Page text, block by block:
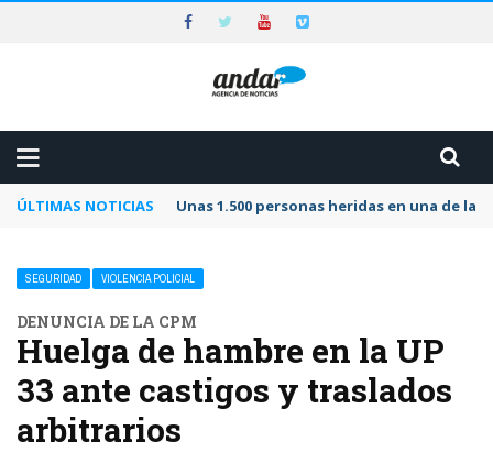
ÚLTIMAS NOTICIAS Unas 1.500 personas heridas en una de
SEGURIDAD VIOLENCIA POLICIAL
DENUNCIA DE LA CPM
Huelga de hambre en la UP
33 ante castigos y traslados
arbitrarios